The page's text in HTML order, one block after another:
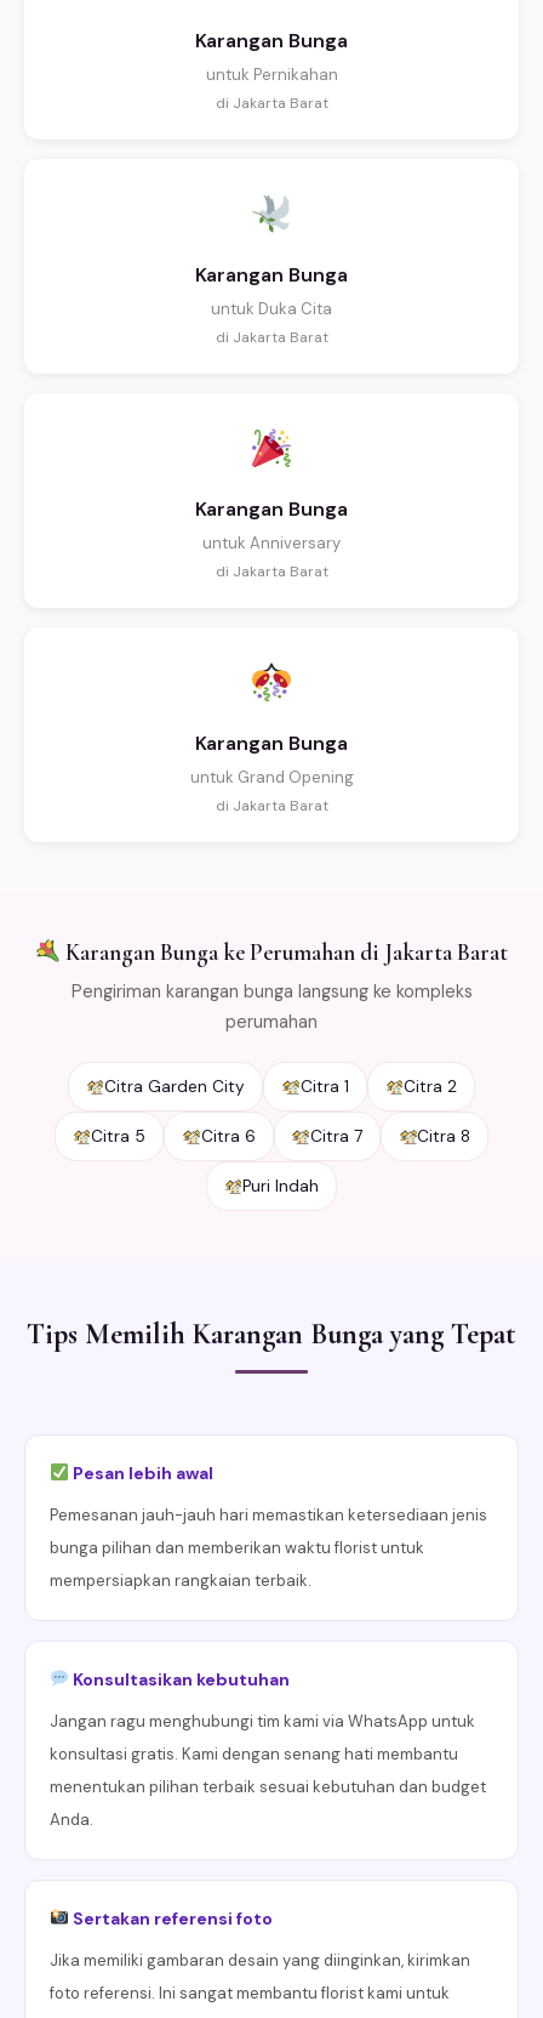
Karangan Bunga
untuk Pernikahan
di Jakarta Barat
Karangan Bunga
untuk Duka Cita
di Jakarta Barat
Karangan Bunga
untuk Anniversary
di Jakarta Barat
Karangan Bunga
untuk Grand Opening
di Jakarta Barat
Karangan Bunga ke Perumahan di Jakarta Barat
Pengiriman karangan bunga langsung ke kompleks
perumahan
Citra Garden City Citra 1 Citra 2
Citra 5 Citra 6 Citra 7 Citra 8
Puri Indah
Tips Memilih Karangan Bunga yang Tepat
Pesan lebih awal
Pemesanan jauh-jauh hari memastikan ketersediaan jenis
bunga pilihan dan memberikan waktu florist untuk
mempersiapkan rangkaian terbaik.
Konsultasikan kebutuhan
Jangan ragu menghubungi tim kami via WhatsApp untuk
konsultasi gratis. Kami dengan senang hati membantu
menentukan pilihan terbaik sesuai kebutuhan dan budget
Anda.
Sertakan referensi foto
Jika memiliki gambaran desain yang diinginkan, kirimkan
foto referensi. Ini sangat membantu florist kami untuk